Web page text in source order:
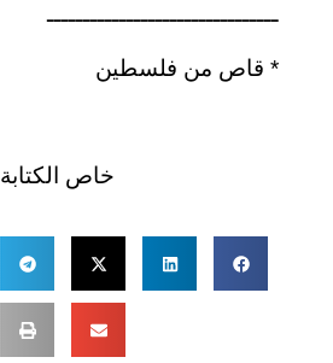
ــــــــــــــــــــــــــــــــ
* قاص من فلسطين
خاص الكتابة